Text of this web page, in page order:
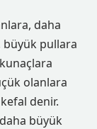
daha
büyük pullara
olanlara
denir.
büyük